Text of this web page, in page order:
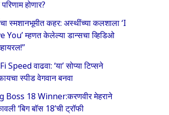
होणार?
स्मशानभूमीत कहर: अस्थींच्या कलशाला ‘I
You’ म्हणत केलेल्या डान्सचा व्हिडिओ
Speed वाढवा: ‘या’ सोप्या टिप्सने
स्पीड वेगवान बनवा
Boss 18 Winner:करणवीर मेहराने
‘बिग बॉस 18’ची ट्रॉफी